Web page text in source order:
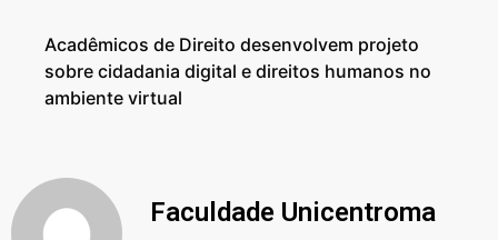
Acadêmicos de Direito desenvolvem projeto
sobre cidadania digital e direitos humanos no
ambiente virtual
Faculdade Unicentroma